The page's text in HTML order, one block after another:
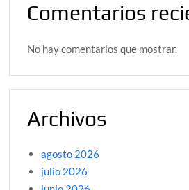
Comentarios
No hay comentarios que mostrar.
Archivos
agosto 2026
julio 2026